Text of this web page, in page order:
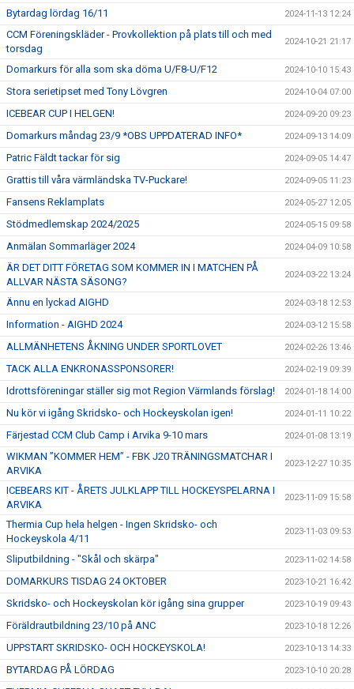
Bytardag lördag 16/11 2024-11-13 12:24
CCM Föreningskläder - Provkollektion på plats till och med
torsdag
2024-10-21 21:17
Domarkurs för alla som ska döma U/F8-U/F12 2024-10-10 15:43
Stora serietipset med Tony Lövgren 2024-10-04 07:00
ICEBEAR CUP I HELGEN! 2024-09-20 09:23
Domarkurs måndag 23/9 *OBS UPPDATERAD INFO* 2024-09-13 14:09
Patric Fäldt tackar för sig 2024-09-05 14:47
Grattis till våra värmländska TV-Puckare! 2024-09-05 11:23
Fansens Reklamplats 2024-05-27 12:05
Stödmedlemskap 2024/2025 2024-05-15 09:58
Anmälan Sommarläger 2024 2024-04-09 10:58
ÄR DET DITT FÖRETAG SOM KOMMER IN I MATCHEN PÅ
ALLVAR NÄSTA SÄSONG?
2024-03-22 13:24
Ännu en lyckad AIGHD 2024-03-18 12:53
Information - AIGHD 2024 2024-03-12 15:58
ALLMÄNHETENS ÅKNING UNDER SPORTLOVET 2024-02-26 13:46
TACK ALLA ENKRONASSPONSORER! 2024-02-19 09:39
Idrottsföreningar ställer sig mot Region Värmlands förslag! 2024-01-18 14:00
Nu kör vi igång Skridsko- och Hockeyskolan igen! 2024-01-11 10:22
Färjestad CCM Club Camp i Arvika 9-10 mars 2024-01-08 13:19
WIKMAN ”KOMMER HEM” - FBK J20 TRÄNINGSMATCHAR I
ARVIKA
2023-12-27 10:35
ICEBEARS KIT - ÅRETS JULKLAPP TILL HOCKEYSPELARNA I
ARVIKA
2023-11-09 15:58
Thermia Cup hela helgen - Ingen Skridsko- och
Hockeyskola 4/11
2023-11-03 09:53
Sliputbildning - "Skål och skärpa" 2023-11-02 14:58
DOMARKURS TISDAG 24 OKTOBER 2023-10-21 16:42
Skridsko- och Hockeyskolan kör igång sina grupper 2023-10-19 09:43
Föräldrautbildning 23/10 på ANC 2023-10-18 12:26
UPPSTART SKRIDSKO- OCH HOCKEYSKOLA! 2023-10-13 14:33
BYTARDAG PÅ LÖRDAG 2023-10-10 20:28